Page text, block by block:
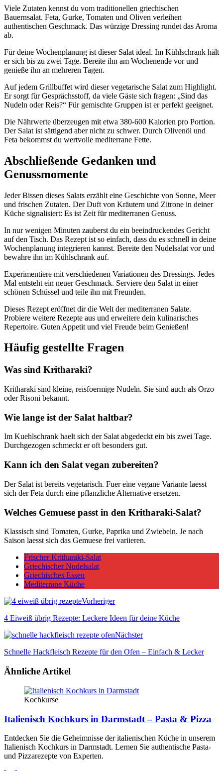
Viele Zutaten kennst du vom traditionellen griechischen
Bauernsalat. Feta, Gurke, Tomaten und Oliven verleihen
authentischen Geschmack. Das würzige Dressing rundet das Aroma
ab.
Für deine Wochenplanung ist dieser Salat ideal. Im Kühlschrank hält
er sich bis zu zwei Tage. Bereite ihn am Wochenende vor und
genieße ihn an mehreren Tagen.
Auf jedem Grillbuffet wird dieser vegetarische Salat zum Highlight.
Er sorgt für Gesprächsstoff, da viele Gäste sich fragen: „Sind das
Nudeln oder Reis?“ Für gemischte Gruppen ist er perfekt geeignet.
Die Nährwerte überzeugen mit etwa 380-600 Kalorien pro Portion.
Der Salat ist sättigend aber nicht zu schwer. Durch Olivenöl und
Feta bekommst du wertvolle mediterrane Fette.
Abschließende Gedanken und
Genussmomente
Jeder Bissen dieses Salats erzählt eine Geschichte von Sonne, Meer
und frischen Zutaten. Der Duft von Kräutern und Zitrone in deiner
Küche signalisiert: Es ist Zeit für mediterranen Genuss.
In nur wenigen Minuten zauberst du ein beeindruckendes Gericht
auf den Tisch. Das Rezept ist so einfach, dass du es schnell in deine
Wochenplanung integrieren kannst. Bereite den Nudelsalat vor und
bewahre ihn im Kühlschrank auf.
Experimentiere mit verschiedenen Variationen des Dressings. Jedes
Mal entsteht ein neuer Geschmack. Serviere den Salat in einer
schönen Schüssel und teile ihn mit Freunden.
Dieses Rezept eröffnet dir die Welt der mediterranen Salate.
Probiere weitere Rezepte aus und erweitere dein kulinarisches
Repertoire. Guten Appetit und viel Freude beim Genießen!
Häufig gestellte Fragen
Was sind Kritharaki?
Kritharaki sind kleine, reisfoermige Nudeln. Sie sind auch als Orzo
oder Risoni bekannt.
Wie lange ist der Salat haltbar?
Im Kuehlschrank haelt sich der Salat abgedeckt ein bis zwei Tage.
Durchgezogen schmeckt er oft besonders gut.
Kann ich den Salat vegan zubereiten?
Der Salat ist bereits vegetarisch. Fuer eine vegane Variante laesst
sich der Feta durch eine pflanzliche Alternative ersetzen.
Welches Gemuese passt in den Kritharaki-Salat?
Klassisch sind Tomaten, Gurke, Paprika und Zwiebeln. Je nach
Saison laesst sich das Gemuese frei variieren.
Frischer Kritharaki-Salat
Griechischer Nudelsalat
Griechisches Essen
Mediterrane Küche
Vorheriger
4 Eiweiß übrig Rezepte: Leckere Ideen für deine Küche
Nächster
Schnelle Hackfleisch Rezepte für den Ofen – Einfach & Lecker
Ähnliche Artikel
Kochkurse
Italienisch Kochkurs in Darmstadt – Pasta & Pizza
Entdecken Sie die Geheimnisse der italienischen Küche in unserem
Italienisch Kochkurs in Darmstadt. Lernen Sie authentische Pasta-
und Pizzarezepte von Experten.